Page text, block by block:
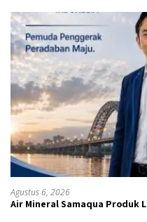
Agustus 6, 2026
Air Mineral Samaqua Produk